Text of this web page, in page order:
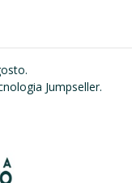
Jumpseller.